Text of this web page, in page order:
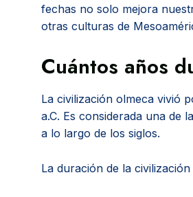
fechas no solo mejora
otras culturas de
Cuántos años
La civilización olmeca vivió
a.C. Es considerada una de
a lo largo de los siglos.
La duración de la